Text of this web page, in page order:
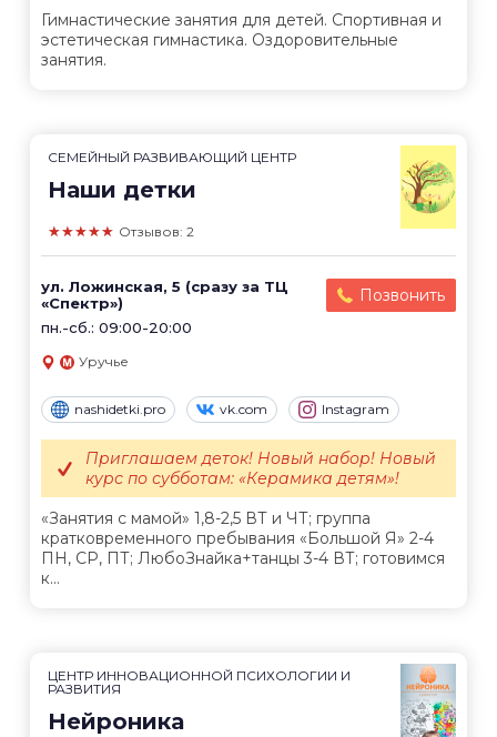
Гимнастические занятия для детей. Спортивная и
эстетическая гимнастика. Оздоровительные
занятия.
СЕМЕЙНЫЙ РАЗВИВАЮЩИЙ ЦЕНТР
Наши детки
★★★★★ Отзывов: 2
ул. Ложинская, 5 (сразу за ТЦ
«Спектр»)
пн.-сб.: 09:00-20:00
Позвонить
Уручье
nashidetki.pro vk.com Instagram
«Занятия с мамой» 1,8-2,5 ВТ и ЧТ; группа
кратковременного пребывания «Большой Я» 2-4
ПН, СР, ПТ; ЛюбоЗнайка+танцы 3-4 ВТ; готовимся
к...
Приглашаем деток! Новый набор! Новый
курс по субботам: «Керамика детям»!
ЦЕНТР ИННОВАЦИОННОЙ ПСИХОЛОГИИ И
РАЗВИТИЯ
Нейроника